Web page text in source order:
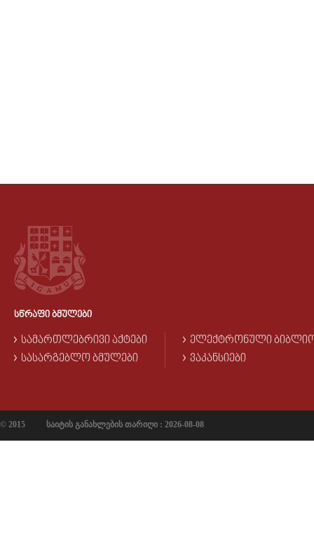
ᲡᲬᲠᲐᲤᲘ ᲑᲛᲣᲚᲔᲑᲘ
ᲡᲐᲛᲐᲠᲗᲚᲔᲑᲠᲘᲕᲘ ᲐᲥᲢᲔᲑᲘ
ᲡᲐᲡᲐᲠᲒᲔᲑᲚᲝ ᲑᲛᲣᲚᲔᲑᲘ
ᲔᲚᲔᲥᲢᲠᲝᲜᲣᲚᲘ
ᲕᲐᲙᲐᲜᲡᲘᲔᲑᲘ
© 2015 საიტის განახლების თარიღი : 2026-08-08